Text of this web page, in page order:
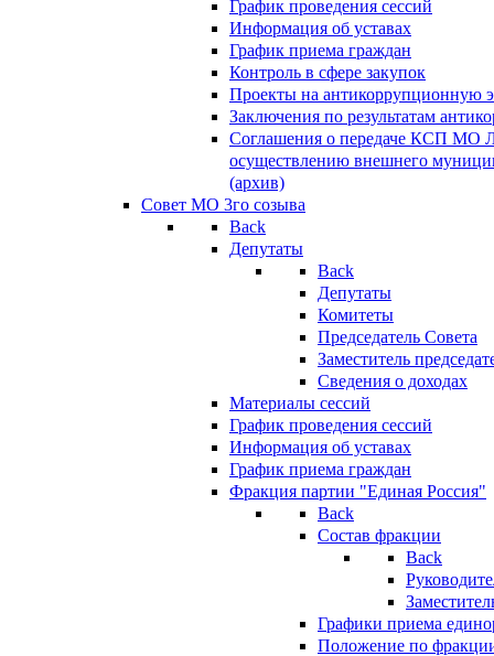
График проведения сессий
Информация об уставах
График приема граждан
Контроль в сфере закупок
Проекты на антикоррупционную
Заключения по результатам
Соглашения о передаче КСП МО
осуществлению внешнего
(архив)
Совет МО 3го созыва
Back
Депутаты
Back
Депутаты
Комитеты
Председатель Совета
Заместитель
Сведения о доходах
Материалы сессий
График проведения сессий
Информация об уставах
График приема граждан
Фракция партии "Единая Россия"
Back
Состав фракции
Back
Графики приема
Положение по